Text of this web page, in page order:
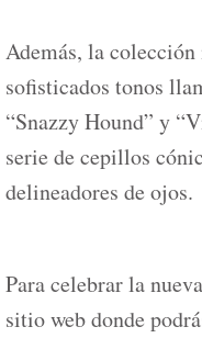
Además, la
sofisticados tonos
“Snazzy Hound” y
serie de cepillos
delineadores de ojos.
Para celebrar la
sitio web donde